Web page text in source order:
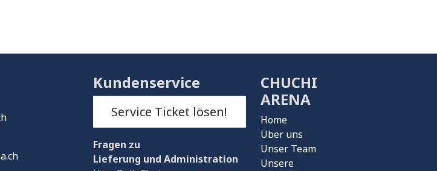
CHUCHI
ARENA
Home
Über uns
Unser Team
Unsere
Kundenservice
Service Ticket lösen!
Fragen zu
Lieferung und Administration